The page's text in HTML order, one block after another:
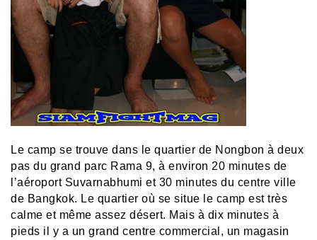
Le camp se trouve dans le quartier de Nongbon à deux
pas du grand parc Rama 9, à environ 20 minutes de
l’aéroport Suvarnabhumi et 30 minutes du centre ville
de Bangkok. Le quartier où se situe le camp est très
calme et même assez désert. Mais à dix minutes à
pieds il y a un grand centre commercial, un magasin